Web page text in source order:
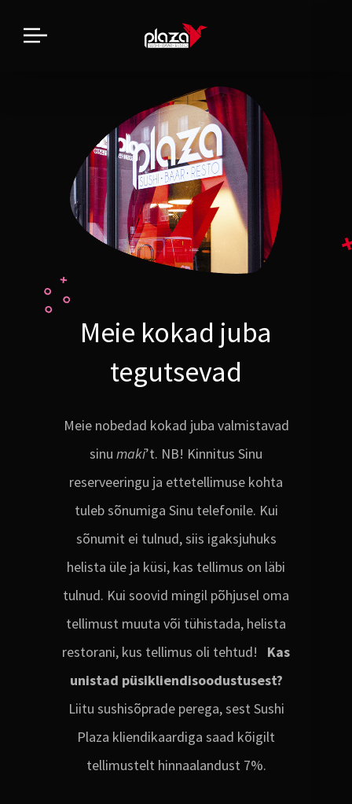
Meie kokad juba
tegutsevad
Meie nobedad kokad juba valmistavad
sinu maki’t. NB! Kinnitus Sinu
reserveeringu ja ettetellimuse kohta
tuleb sõnumiga Sinu telefonile. Kui
sõnumit ei tulnud, siis igaksjuhuks
helista üle ja küsi, kas tellimus on läbi
tulnud. Kui soovid mingil põhjusel oma
tellimust muuta või tühistada, helista
restorani, kus tellimus oli tehtud! Kas
unistad püsikliendisoodustusest?
Liitu sushisõprade perega, sest Sushi
Plaza kliendikaardiga saad kõigilt
tellimustelt hinnaalandust 7%.